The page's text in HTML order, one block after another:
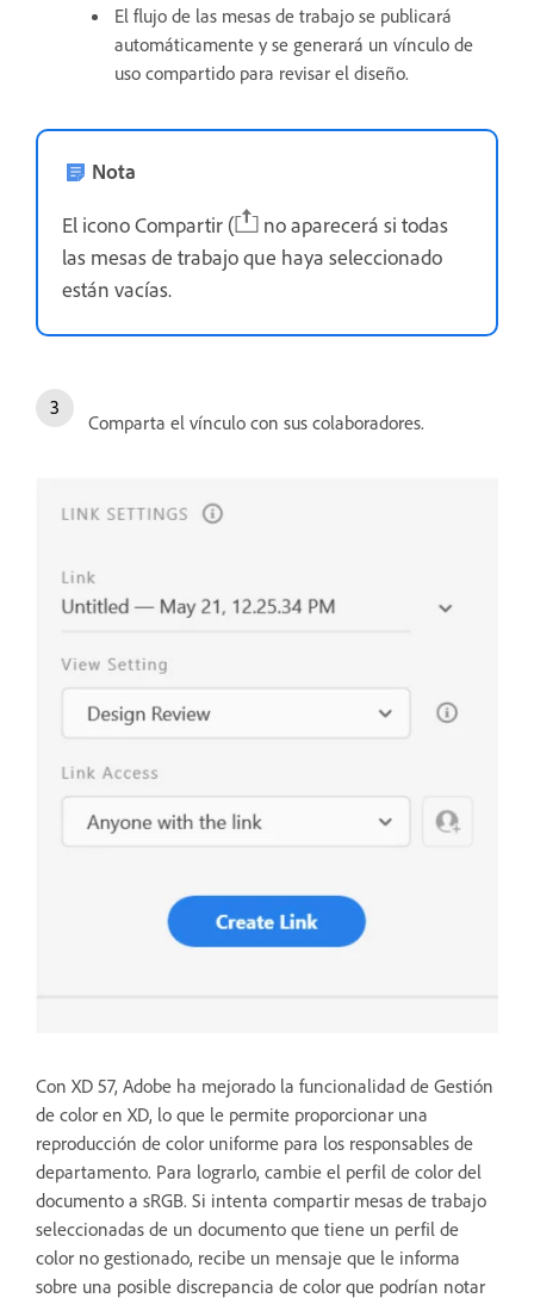
El flujo de las mesas de trabajo se publicará
automáticamente y se generará un vínculo de
uso compartido para revisar el diseño.
Nota
El icono Compartir (
no aparecerá si todas
las mesas de trabajo que haya seleccionado
están vacías.
Comparta el vínculo con sus colaboradores.
Con XD 57, Adobe ha mejorado la funcionalidad de Gestión
de color en XD, lo que le permite proporcionar una
reproducción de color uniforme para los responsables de
departamento. Para lograrlo, cambie el perfil de color del
documento a sRGB. Si intenta compartir mesas de trabajo
seleccionadas de un documento que tiene un perfil de
color no gestionado, recibe un mensaje que le informa
sobre una posible discrepancia de color que podrían notar